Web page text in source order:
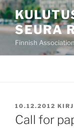
Siirry
sisältöön
SEURA
Finnish
JULKAISTU
10.12.2012
Call for